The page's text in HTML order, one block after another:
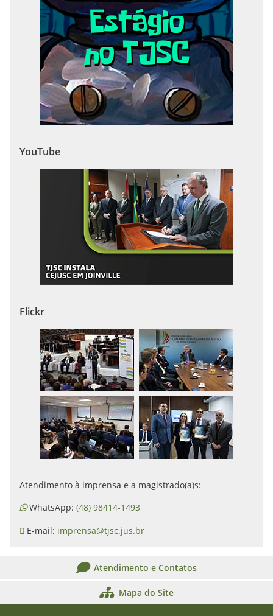
YouTube
Flickr
Atendimento à imprensa e a magistrado(a)s:
WhatsApp: (48) 98414-1493
E-mail: imprensa@tjsc.jus.br
Atendimento e Contatos
Mapa do Site